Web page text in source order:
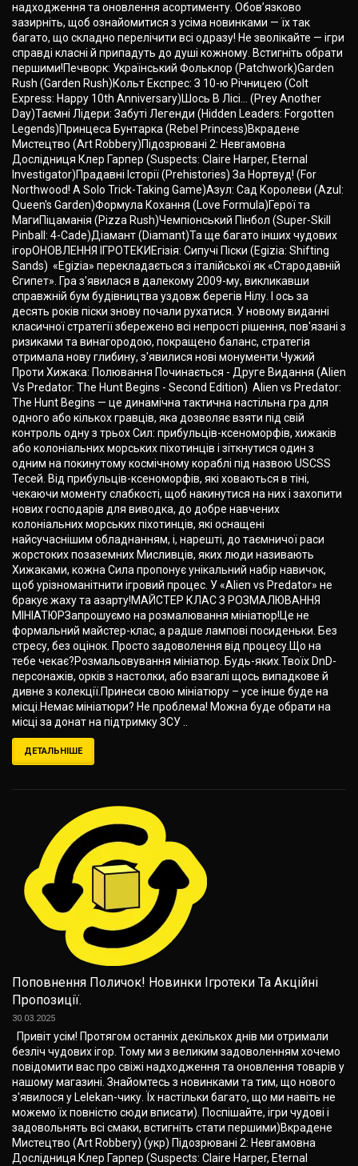
надходження та оновлення асортименту. Обов’язково
зазирніть, щоб ознайомитися з усіма новинками — їх так
багато, що складно перелічити всі одразу! Не зволікайте — ігри
справді класні й припадуть до душі кожному. Встигніть обрати
першими!Печворк: Український Фольклор (Patchwork)Garden
Rush (Garden Rush)Кольт Експрес: З 10-ю Річницею (Colt
Express: Happy 10th Anniversary)Шось В Лісі… (Prey Another
Day)Таємні Лідери: Забуті Легенди (Hidden Leaders: Forgotten
Legends)Принцеса Бунтарка (Rebel Princess)Вкрадене
Мистецтво (Art Robbery)Підозрювані 2: Невгамовна
Дослідниця Клер Гарпер (Suspects: Claire Harper, Eternal
Investigator)Прадавні Історії (Prehistories) За Нортвуд! (For
Northwood! A Solo Trick-Taking Game)Азул: Сад Королеви (Azul:
Queen's Garden)Формула Кохання (Love Formula)Герої та
МагиПіцаманія (Pizza Rush)Чемпіонський Пінбол (Super-Skill
Pinball: 4-Cade)Діамант (Diamant)Та ще багато інших чудових
ігорОНОВЛЕННЯ ІГРОТЕКИЕгізія: Сипучі Піски (Egizia: Shifting
Sands) «Egizia» перекладається з італійської як «Стародавній
Єгипет». Гра з'явилася в далекому 2009-му, викликавши
справжній бум будівництва уздовж берегів Нілу. І ось за
десять років піски знову почали рухатися. У новому виданні
класичної стратегії збережено всі непрості рішення, пов'язані з
ризиками та винагородою, покращено баланс, стратегія
отримала нову глибину, з'явилися нові монументи.Чужий
Проти Хижака: Полювання Починається - Друге Видання (Alien
Vs Predator: The Hunt Begins - Second Edition) Alien vs Predator:
The Hunt Begins — це динамічна тактична настільна гра для
одного або кількох гравців, яка дозволяє взяти під свій
контроль одну з трьох Сил: прибульців-ксеноморфів, хижаків
або колоніальних морських піхотинців і зіткнутися один з
одним на покинутому космічному кораблі під назвою USCSS
Тесей. Від прибульців-ксеноморфів, які ховаються в тіні,
чекаючи моменту слабкості, щоб накинутися на них і захопити
нових господарів для виводка, до добре навчених
колоніальних морських піхотинців, які оснащені
найсучаснішим обладнанням, і, нарешті, до таємничої раси
жорстоких позаземних Мисливців, яких люди називають
Хижаками, кожна Сила пропонує унікальний набір навичок,
щоб урізноманітнити ігровий процес. У «Alien vs Predator» не
бракує жаху та азарту!МАЙСТЕР КЛАС З РОЗМАЛЮВАННЯ
МІНІАТЮРЗапрошуємо на розмалювання мініатюр!Це не
формальний майстер-клас, а радше лампові посиденьки. Без
стресу, без оцінок. Просто задоволення від процесу.Що на
тебе чекає?Розмальовування мініатюр. Будь-яких.Твоїх DnD-
персонажів, орків з настолки, або взагалі щось випадкове й
дивне з колекції.Принеси свою мініатюру – усе інше буде на
місці.Немає мініатюри? Не проблема! Можна буде обрати на
місці за донат на підтримку ЗСУ ..
ДЕТАЛЬНІШЕ
Поповнення Поличок! Новинки Ігротеки Та Акційні
Пропозиції.
30.03.2025
Привіт усім! Протягом останніх декількох днів ми отримали
безліч чудових ігор. Тому ми з великим задоволенням хочемо
повідомити вас про свіжі надходження та оновлення товарів у
нашому магазині. Знайомтесь з новинками та тим, що нового
з'явилося у Lelekan-чику. Їх настільки багато, що ми навіть не
можемо їх повністю сюди вписати). Поспішайте, ігри чудові і
задовольнять всі смаки, встигніть стати першими)Вкрадене
Мистецтво (Art Robbery) (укр) Підозрювані 2: Невгамовна
Дослідниця Клер Гарпер (Suspects: Claire Harper, Eternal